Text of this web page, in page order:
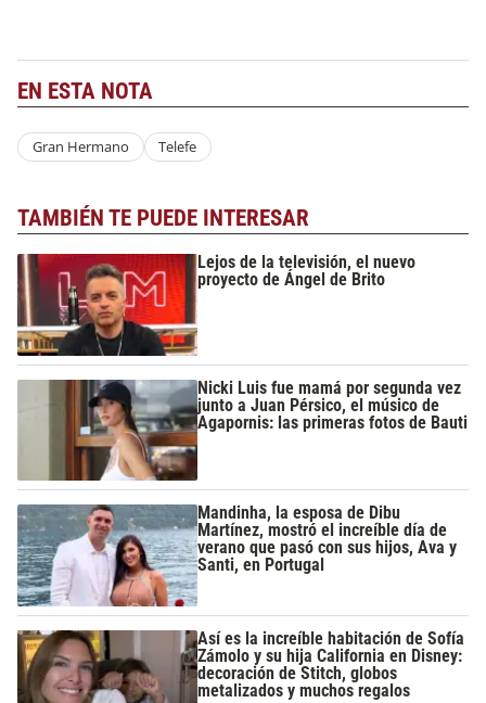
EN ESTA NOTA
Gran Hermano Telefe
TAMBIÉN TE PUEDE INTERESAR
Lejos de la televisión, el nuevo
proyecto de Ángel de Brito
Nicki Luis fue mamá por segunda vez
junto a Juan Pérsico, el músico de
Agapornis: las primeras fotos de Bauti
Mandinha, la esposa de Dibu
Martínez, mostró el increíble día de
verano que pasó con sus hijos, Ava y
Santi, en Portugal
Así es la increíble habitación de Sofía
Zámolo y su hija California en Disney:
decoración de Stitch, globos
metalizados y muchos regalos